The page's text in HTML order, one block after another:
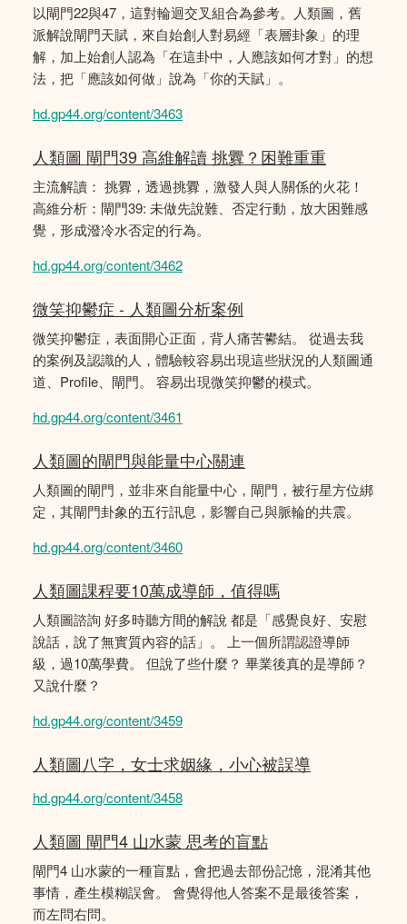
以閘門22與47，這對輪迴交叉組合為參考。人類圖，舊
派解說閘門天賦，來自始創人對易經「表層卦象」的理
解，加上始創人認為「在這卦中，人應該如何才對」的想
法，把「應該如何做」說為「你的天賦」。
hd.gp44.org/content/3463
人類圖 閘門39 高維解讀 挑釁？困難重重
主流解讀： 挑釁，透過挑釁，激發人與人關係的火花！
高維分析：閘門39: 未做先說難、否定行動，放大困難感
覺，形成潑冷水否定的行為。
hd.gp44.org/content/3462
微笑抑鬱症 - 人類圖分析案例
微笑抑鬱症，表面開心正面，背人痛苦鬰結。 從過去我
的案例及認識的人，體驗較容易出現這些狀況的人類圖通
道、Profile、閘門。 容易出現微笑抑鬱的模式。
hd.gp44.org/content/3461
人類圖的閘門與能量中心關連
人類圖的閘門，並非來自能量中心，閘門，被行星方位綁
定，其閘門卦象的五行訊息，影響自己與脈輪的共震。
hd.gp44.org/content/3460
人類圖課程要10萬成導師，值得嗎
人類圖諮詢 好多時聽方間的解說 都是「感覺良好、安慰
說話，說了無實質內容的話」。 上一個所謂認證導師
級，過10萬學費。 但說了些什麼？ 畢業後真的是導師？
又說什麼？
hd.gp44.org/content/3459
人類圖八字，女士求姻緣，小心被誤導
hd.gp44.org/content/3458
人類圖 閘門4 山水蒙 思考的盲點
閘門4 山水蒙的一種盲點，會把過去部份記憶，混淆其他
事情，產生模糊誤會。 會覺得他人答案不是最後答案，
而左問右問。